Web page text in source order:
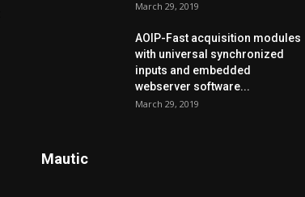
March 29, 2019
AOIP-Fast acquisition modules
with universal synchronized
inputs and embedded
webserver software...
March 29, 2019
Mautic